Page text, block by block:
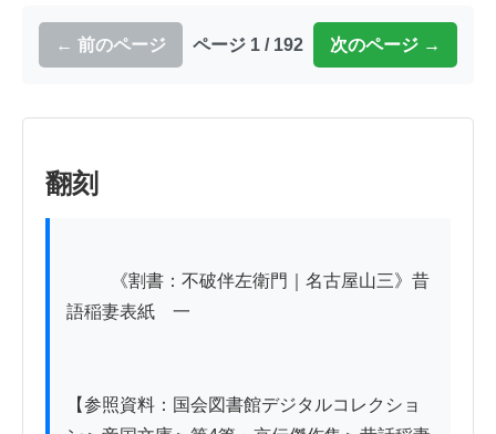
← 前のページ ページ 1 / 192 次のページ →
翻刻
語稲妻表紙　一
【参照資料：国会図書館デジタルコレクショ